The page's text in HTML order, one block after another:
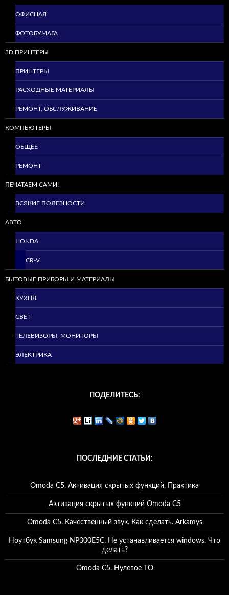
ОФИСНАЯ
ФОТОБУМАГА
3D ПРИНТЕРЫ
ПРИНТЕРЫ
РАСХОДНЫЕ МАТЕРИАЛЫ
РЕМОНТ, ОБСЛУЖИВАНИЕ
КОМПЬЮТЕРЫ
ОБЩЕЕ
РЕМОНТ
ПЕЧАТАЕМ САМИ!
ВСЯКИЕ ПОЛЕЗНОСТИ
АВТО
HONDA
CR-V
БЫТОВЫЕ ПРИБОРЫ И МАТЕРИАЛЫ
КУХНЯ
СВЕТ
ТЕЛЕВИЗОРЫ, МОНИТОРЫ
ЭЛЕКТРИКА
ПОДЕЛИТЕСЬ:
ПОСЛЕДНИЕ СТАТЬИ:
Omoda C5. Активация скрытых функций. Практика
Активация скрытых функций Omoda C5
Omoda C5. Качественный звук. Как сделать. Arkamys
Ноутбук Samsung NP300E5C. Не устанавливается windows. Что
делать?
Omoda C5. Нулевое ТО